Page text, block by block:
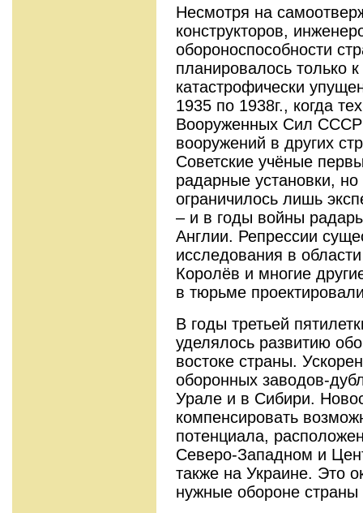
Несмотря на
конструкторов,
обороноспособности
планировалось только
катастрофически
1935 по 1938г., когда
Вооруженных Сил СССР
вооружений в других
Советские учёные
радарные установки, но
ограничилось лишь
– и в годы войны
Англии. Репрессии
исследования в
Королёв и многие
в тюрьме
В годы третьей
уделялось развитию
востоке страны.
оборонных заводов-
Урале и в Сибири.
компенсировать
потенциала,
Северо-Западном и
также на Украине. Это
нужные обороне